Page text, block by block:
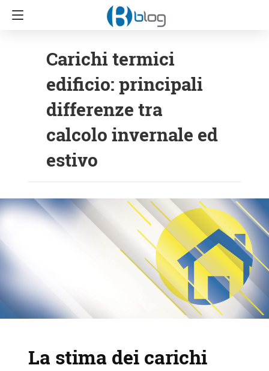
Carichi termici
edificio: principali
differenze tra
calcolo invernale ed
estivo
La stima dei carichi